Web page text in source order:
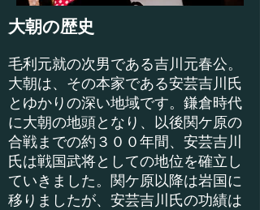
大朝の歴史
毛利元就の次男である吉川元春公。
大朝は、その本家である安芸吉川氏
とゆかりの深い地域です。鎌倉時代
に大朝の地頭となり、以後関ケ原の
合戦までの約３００年間、安芸吉川
氏は戦国武将としての地位を確立し
ていきました。関ケ原以降は岩国に
移りましたが、安芸吉川氏の功績は